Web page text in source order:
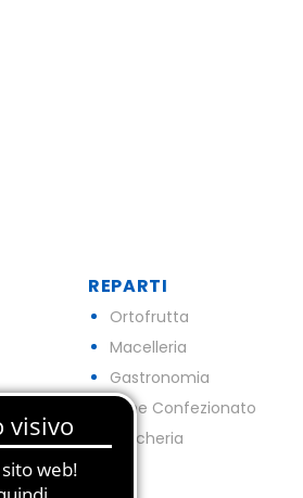
REPARTI
Ortofrutta
Macelleria
Gastronomia
Pane Confezionato
Pescheria